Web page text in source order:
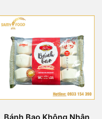
Bánh Bao Không Nhân